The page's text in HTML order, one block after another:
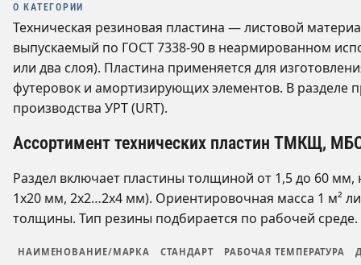
О КАТЕГОРИИ
Техническая резиновая пластина — листовой
выпускаемый по ГОСТ 7338-90 в неармированном
или два слоя). Пластина применяется для
футеровок и амортизирующих элементов. В
производства УРТ (URT).
Ассортимент технических пластин ТМКЩ,
Раздел включает пластины толщиной от 1,5 до 60
1х20 мм, 2х2…2х4 мм). Ориентировочная масса 1 м²
толщины. Тип резины подбирается по рабочей среде.
НАИМЕНОВАНИЕ/МАРКА СТАНДАРТ РАБОЧАЯ ТЕМПЕРАТУРА